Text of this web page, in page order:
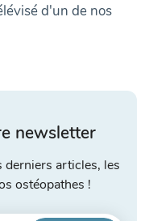
d'un de nos
newsletter
articles, les
ostéopathes !